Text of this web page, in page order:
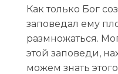
Как только Бог
заповедал ему
размножаться.
этой заповеди,
можем знать